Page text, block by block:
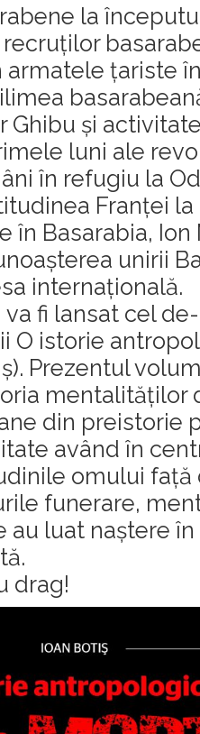
la
armatele țariste
Ghibu și
luni ale
în refugiu la
Franței
în Basarabia, Ion
unirii
internațională.
va fi lansat cel
O istorie
Prezentul
mentalităților
din preistorie
având în
omului față
funerare,
au luat naștere
drag!